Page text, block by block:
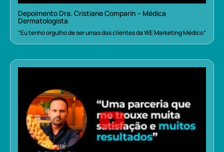
Depoimento Dra. Cristiane Comparin – Médica
Dermatologista
“Eu tenho orgulho de ser umas das clientes da WE Marketing Médico”